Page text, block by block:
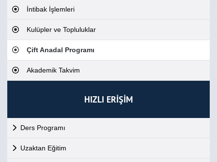
İntibak İşlemleri
Kulüpler ve Topluluklar
Çift Anadal Programı
Akademik Takvim
HIZLI ERİŞİM
Ders Programı
Uzaktan Eğitim